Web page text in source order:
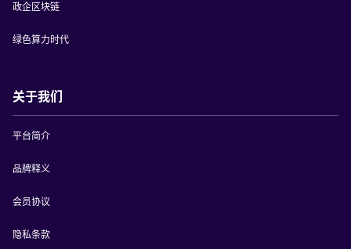
政企区块链
绿色算力时代
关于我们
平台简介
品牌释义
会员协议
隐私条款